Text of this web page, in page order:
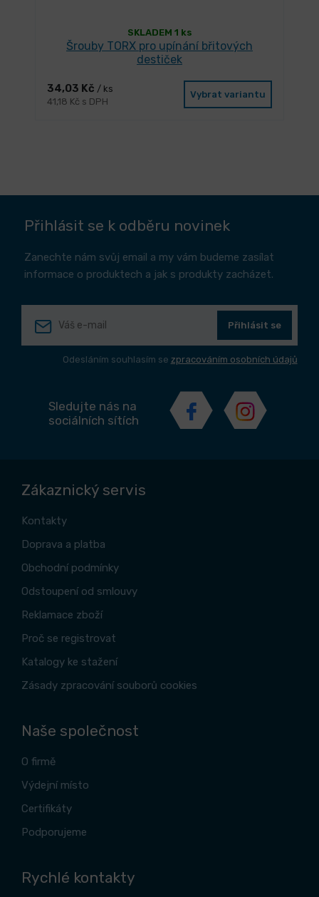
SKLADEM 1 ks
Šrouby TORX pro upínání břitových
destiček
34,03 Kč / ks
41,18 Kč s DPH
Vybrat variantu
Přihlásit se k odběru novinek
Zanechte nám svůj email a my vám budeme zasílat
informace o produktech a jak s produkty zacházet.
Přihlásit se
Odesláním souhlasím se zpracováním osobních údajů
Sledujte nás na
sociálních sítích
Zákaznický servis
Kontakty
Doprava a platba
Obchodní podmínky
Odstoupení od smlouvy
Reklamace zboží
Proč se registrovat
Katalogy ke stažení
Zásady zpracování souborů cookies
Naše společnost
O firmě
Výdejní místo
Certifikáty
Podporujeme
Rychlé kontakty